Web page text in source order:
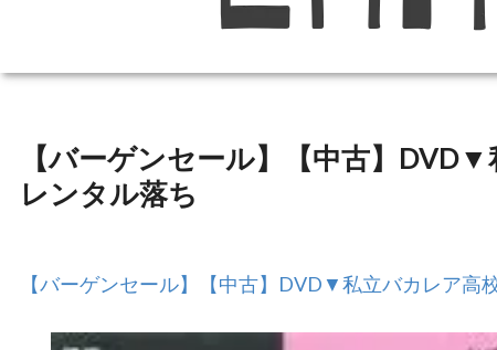
【バーゲンセール】【中古】
レンタル落ち
【バーゲンセール】【中古】DVD▼私立バカレア高